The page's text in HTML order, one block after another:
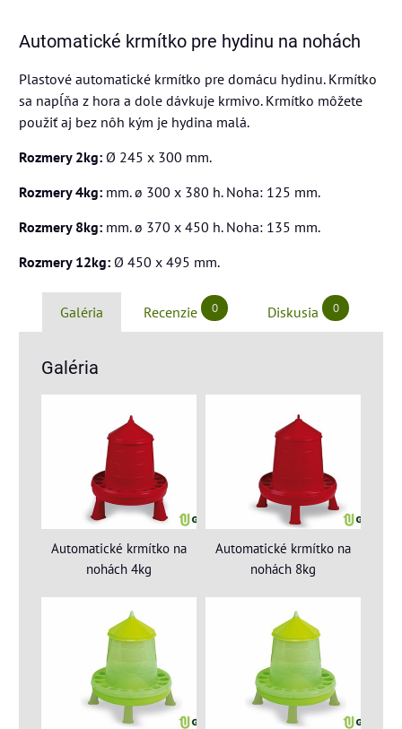
Automatické krmítko pre hydinu na nohách
Plastové automatické krmítko pre domácu hydinu. Krmítko
sa napĺňa z hora a dole dávkuje krmivo. Krmítko môžete
použiť aj bez nôh kým je hydina malá.
Rozmery 2kg: Ø 245 x 300 mm.
Rozmery 4kg: mm. ø 300 x 380 h. Noha: 125 mm.
Rozmery 8kg: mm. ø 370 x 450 h. Noha: 135 mm.
Rozmery 12kg: Ø 450 x 495 mm.
Galéria Recenzie 0 Diskusia 0
Galéria
Automatické krmítko na
nohách 4kg
Automatické krmítko na
nohách 8kg